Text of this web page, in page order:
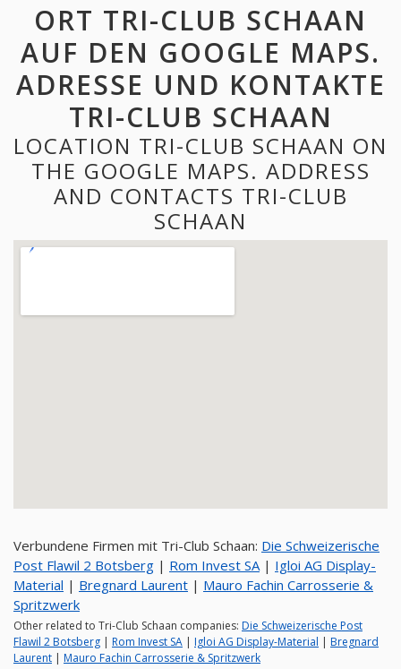
ORT TRI-CLUB SCHAAN
AUF DEN GOOGLE MAPS.
ADRESSE UND KONTAKTE
TRI-CLUB SCHAAN
LOCATION TRI-CLUB SCHAAN ON
THE GOOGLE MAPS. ADDRESS
AND CONTACTS TRI-CLUB
SCHAAN
Verbundene Firmen mit Tri-Club Schaan: Die Schweizerische
Post Flawil 2 Botsberg | Rom Invest SA| Igloi AG Display-
Material | Bregnard Laurent | Mauro Fachin Carrosserie &
Spritzwerk
Other related to Tri-Club Schaan companies: Die Schweizerische Post
Flawil 2 Botsberg | Rom Invest SA | Igloi AG Display-Material | Bregnard
Laurent | Mauro Fachin Carrosserie & Spritzwerk